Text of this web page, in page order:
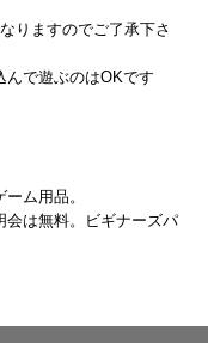
りますのでご了承下さ
んで遊ぶのはOKです
ム用品。
会は無料。ビギナーズパ